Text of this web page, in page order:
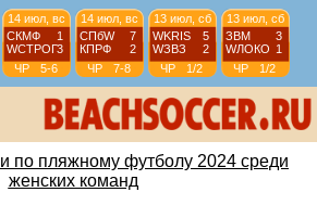
14 июл, вс
СКМФ
1
WCТРОГ3
ЧР
5-6
14 июл, вс
СПбW
7
КПРФ
2
ЧР
7-8
13 июл, сб
WKRIS
5
WЗВЗ
2
ЧР
1/2
13 июл, сб
ЗВМ
3
WЛОКО 1
ЧР
1/2
13 июл, сб
4
2
13 июл, сб
А-09
2
WКС
5
13 июл, сб
СШ-1
4
ТС
4
по пляжному футболу 2024 среди
женских команд